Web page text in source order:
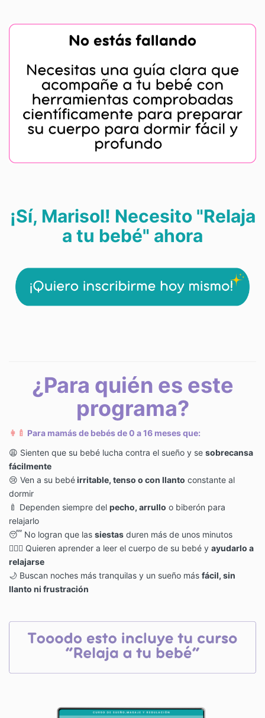
¡Sí, Marisol! Necesito "Relaja
a tu bebé" ahora
¿Para quién es este
programa?
👩‍🍼 Para mamás de bebés de 0 a 16 meses que:
😩 Sienten que su bebé lucha contra el sueño y se sobrecansa
fácilmente
😢 Ven a su bebéirritable, tenso o con llanto constante al
dormir
🍼 Dependen siempre del pecho, arrullo o biberón para
relajarlo
😴 No logran que las siestas duren más de unos minutos
💆🏻‍♀️ Quieren aprender a leer el cuerpo de su bebé y ayudarlo a
relajarse
🌙 Buscan noches más tranquilas y un sueño más fácil, sin
llanto ni frustración